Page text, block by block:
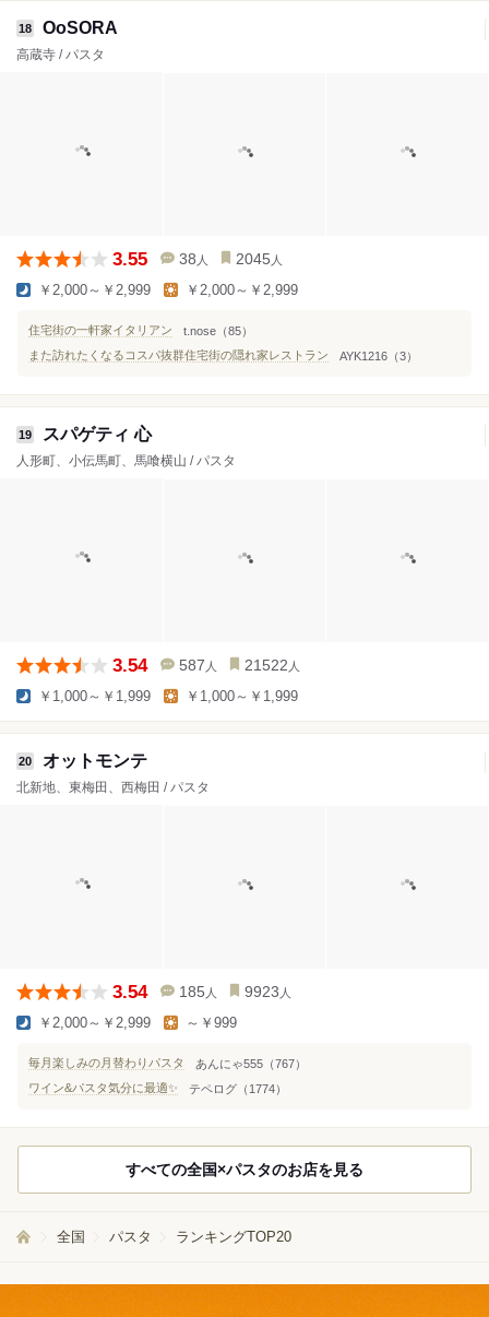
18 OoSORA
高蔵寺 / パスタ
3.55 38 人 2045 人
￥2,000～￥2,999 ￥2,000～￥2,999
住宅街の一軒家イタリアン
t.nose（85）
また訪れたくなるコスパ抜群住宅街の隠れ家レストラン
AYK1216（3）
19 スパゲティ 心
人形町、小伝馬町、馬喰横山 / パスタ
3.54 587 人 21522 人
￥1,000～￥1,999 ￥1,000～￥1,999
20 オットモンテ
北新地、東梅田、西梅田 / パスタ
3.54 185 人 9923 人
￥2,000～￥2,999 ～￥999
毎月楽しみの月替わりパスタ
あんにゃ555（767）
ワイン&パスタ気分に最適✨
テペログ（1774）
すべての全国×パスタのお店を見る
全国 パスタ ランキングTOP20